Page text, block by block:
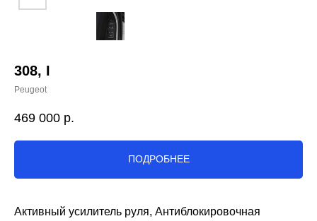
308, I
Peugeot
469 000 р.
ПОДРОБНЕЕ
Активный усилитель руля, Антиблокировочная